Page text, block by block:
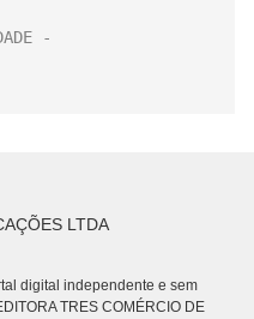
LTDA
digital independente e sem
TRES COMÉRCIO DE